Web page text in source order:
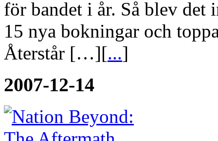
för bandet i år. Så blev det
15 nya bokningar och
Återstår […][...]
2007-12-14